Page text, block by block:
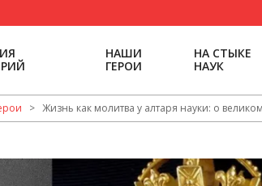
НАШИ
ГЕРОИ
НА СТЫКЕ
НАУК
> Жизнь как молитва у алтаря науки: о